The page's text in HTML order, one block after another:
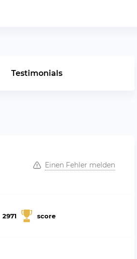
Testimonials
Einen Fehler melden
2971 score